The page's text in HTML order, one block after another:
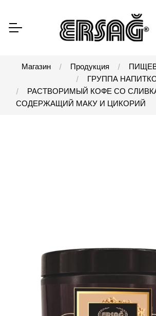
Магазин Продукция
ГРУППА
РАСТВОРИМЫЙ КОФЕ СО
СОДЕРЖАЩИЙ МАКУ И ЦИКОРИЙ